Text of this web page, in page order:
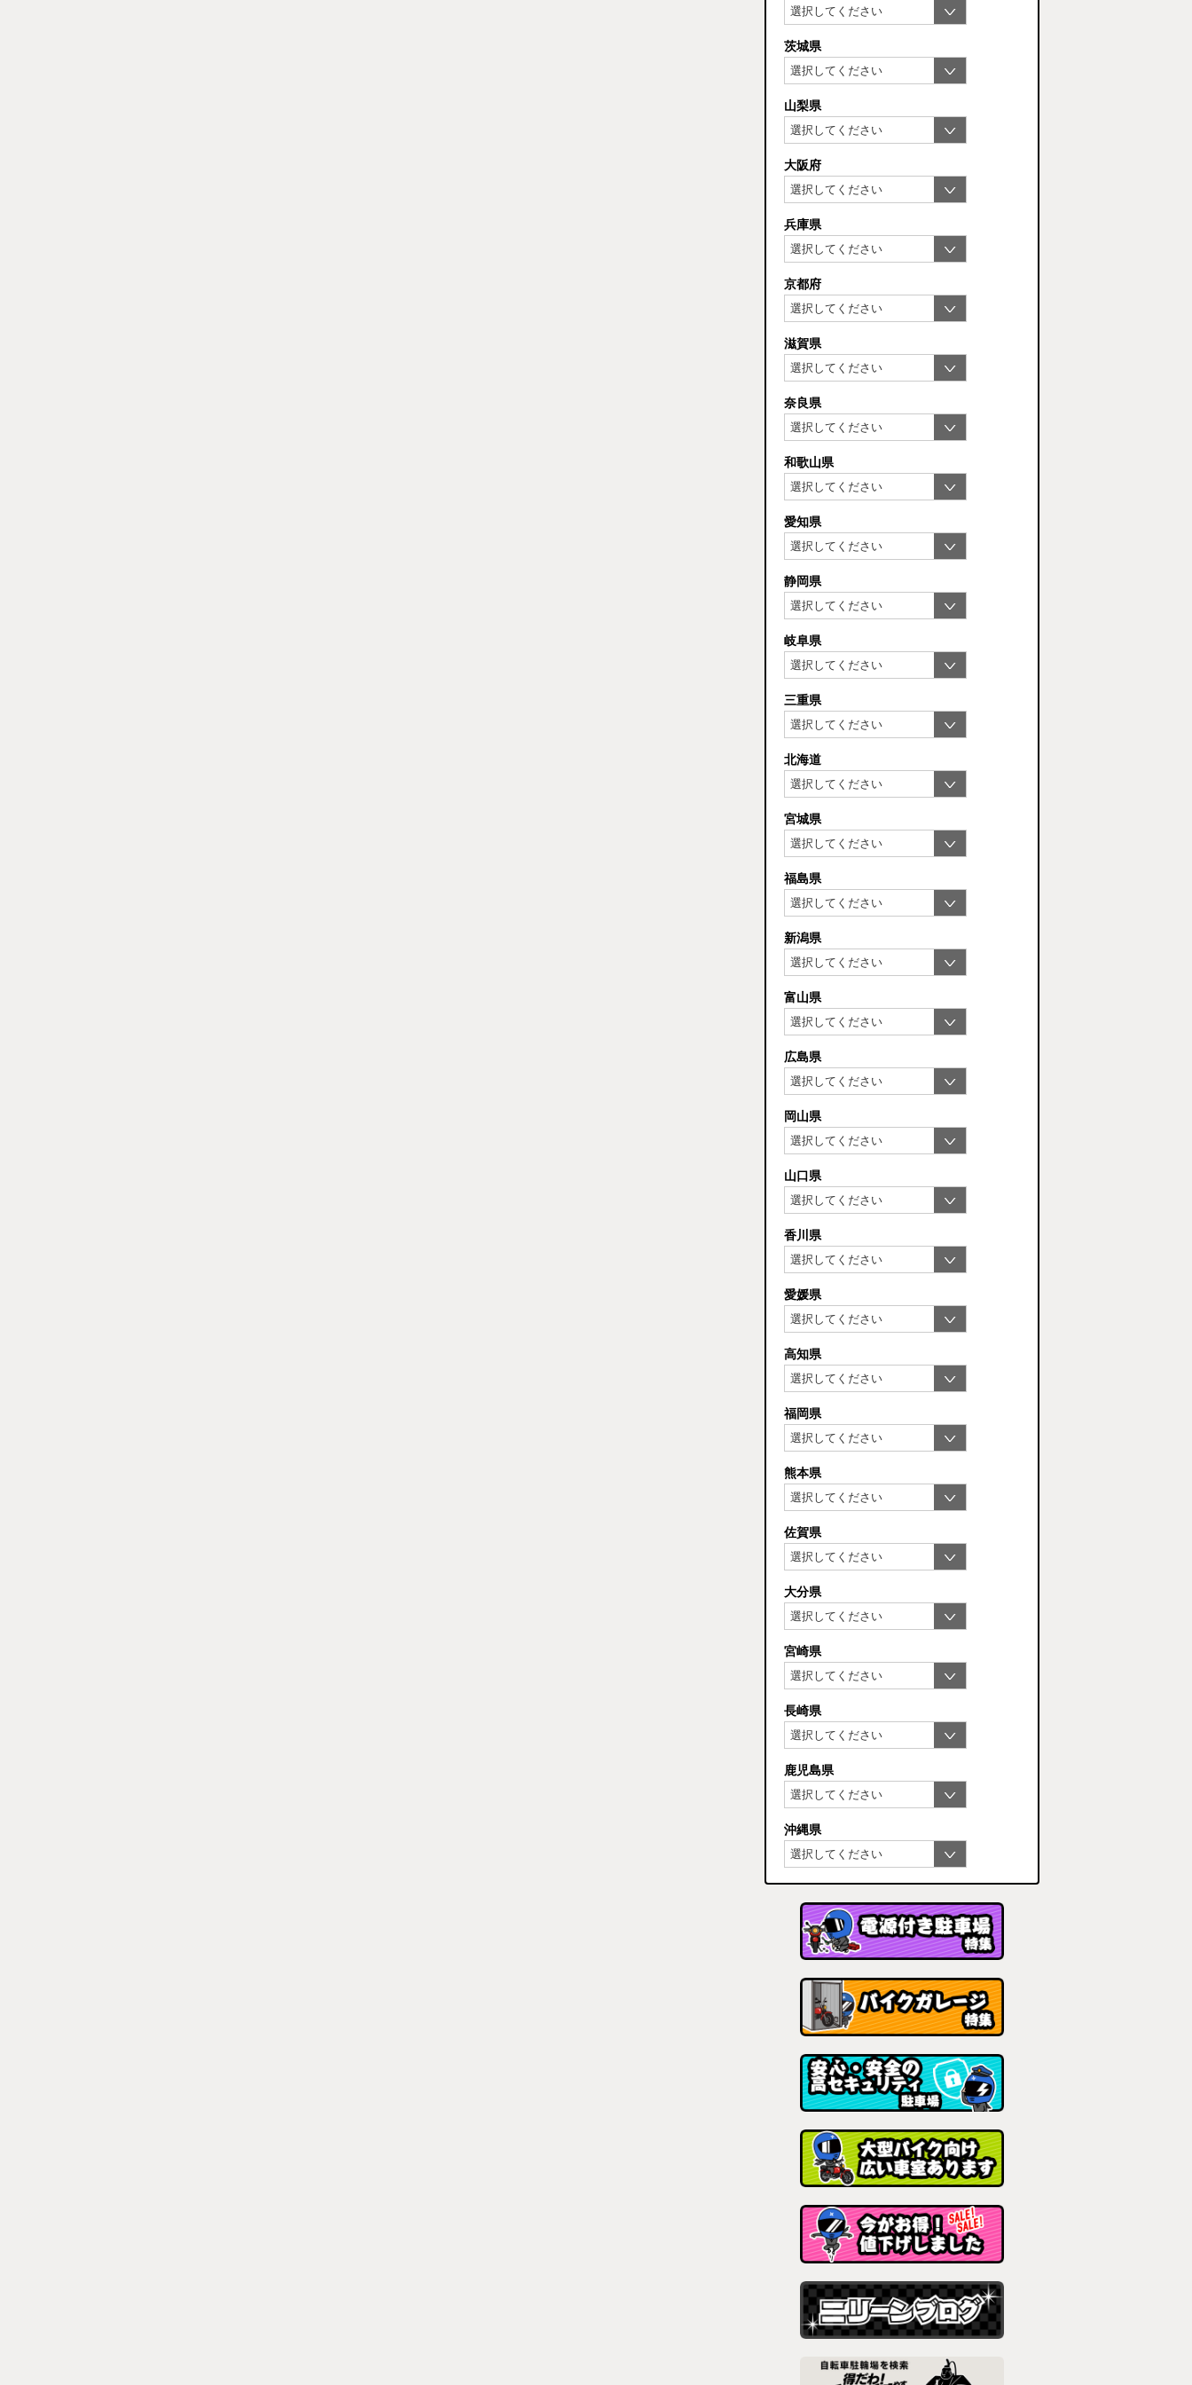
茨城県
山梨県
大阪府
兵庫県
京都府
滋賀県
奈良県
和歌山県
愛知県
静岡県
岐阜県
三重県
北海道
宮城県
福島県
新潟県
富山県
広島県
岡山県
山口県
香川県
愛媛県
高知県
福岡県
熊本県
佐賀県
大分県
宮崎県
長崎県
鹿児島県
沖縄県